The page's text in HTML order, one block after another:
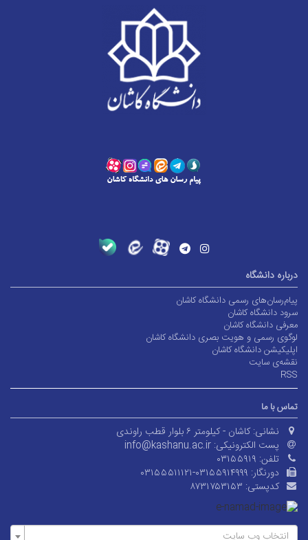
درباره دانشگاه
پیام‌رسان‌های رسمی دانشگاه کاشان
سرود دانشگاه کاشان
معرفی دانشگاه کاشان
لوگوی رسمی و هویت بصری دانشگاه کاشان
اپلیکیشن دانشگاه کاشان
نقشه‌ی سایت
RSS
تماس با ما
نشانی: کاشان - کیلومتر ۶ بلوار قطب راوندی
پست الکترونیکی: info@kashanu.ac.ir
تلفن: ۰۳۱۵۵۹۱۹
دورنگار: ۰۳۱۵۵۵۱۱۱۲۱-۰۳۱۵۵۹۱۴۹۹۹
کدپستی: ۸۷۳۱۷۵۳۱۵۳
انتخاب وب سایت